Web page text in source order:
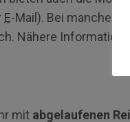
E-Mail). Bei manchen
Nähere
mit abgelaufenen